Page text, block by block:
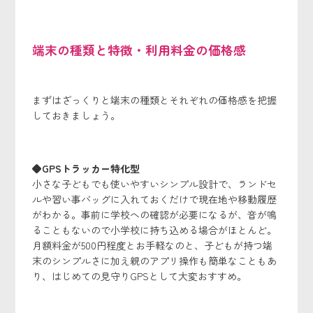
端末の種類と特徴・利用料金の価格感
まずはざっくりと端末の種類とそれぞれの価格感を把握
しておきましょう。
◆GPSトラッカー特化型
小さな子どもでも使いやすいシンプル設計で、ランドセ
ルや習い事バッグに入れておくだけで現在地や移動履歴
がわかる。事前に学校への確認が必要になるが、音が鳴
ることもないので小学校に持ち込める場合がほとんど。
月額料金が500円程度とお手軽なのと、子どもが持つ端
末のシンプルさに加え親のアプリ操作も簡単なこともあ
り、はじめての見守りGPSとして大変おすすめ。